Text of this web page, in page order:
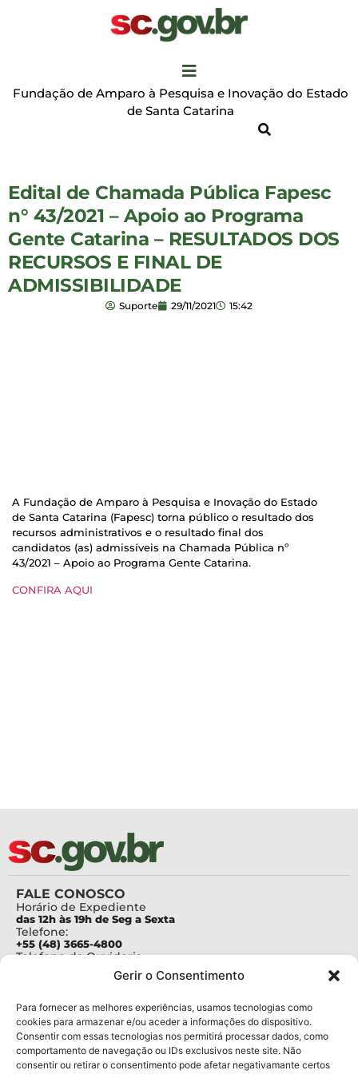
Gerir o Consentimento
Para fornecer as melhores experiências, usamos tecnologias como
cookies para armazenar e/ou aceder a informações do dispositivo.
Consentir com essas tecnologias nos permitirá processar dados, como
comportamento de navegação ou IDs exclusivos neste site. Não
consentir ou retirar o consentimento pode afetar negativamante certos
Fundação de Amparo à Pesquisa e Inovação do Estado
de Santa Catarina
Edital de Chamada Pública Fapesc
n° 43/2021 – Apoio ao Programa
Gente Catarina – RESULTADOS DOS
RECURSOS E FINAL DE
ADMISSIBILIDADE
Suporte 29/11/2021 15:42
A Fundação de Amparo à Pesquisa e Inovação do Estado
de Santa Catarina (Fapesc) torna público o resultado dos
recursos administrativos e o resultado final dos
candidatos (as) admissíveis na Chamada Pública nº
43/2021 – Apoio ao Programa Gente Catarina.
CONFIRA AQUI
FALE CONOSCO
Horário de Expediente
das 12h às 19h de Seg a Sexta
Telefone:
+55 (48) 3665-4800
Telefone da Ouvidoria
Para assuntos relacionados à Pesquisa
pesquisa@fapesc.sc.gov.br
Para assuntos relacionados à Inovação
inovacao@fapesc.sc.gov.br
Para assuntos relacionados à Bolsas
bolsas@fapesc.sc.gov.br